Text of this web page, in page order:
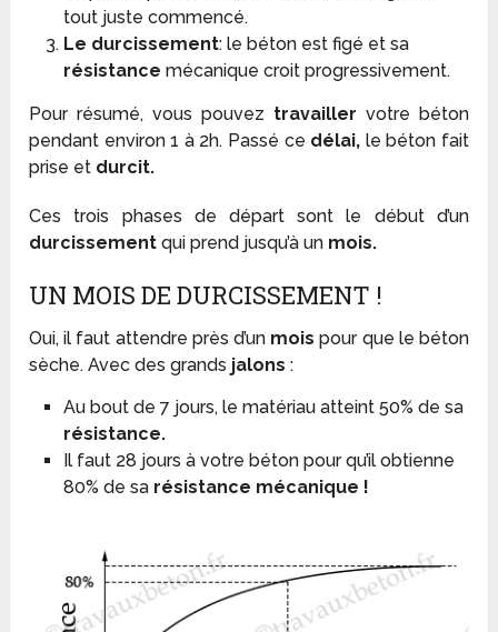
tout juste commencé.
Le durcissement: le béton est figé et sa
résistance mécanique croit progressivement.
Pour résumé, vous pouvez travailler votre béton
pendant environ 1 à 2h. Passé ce délai, le béton fait
prise et durcit.
Ces trois phases de départ sont le début d’un
durcissement qui prend jusqu’à un mois.
UN MOIS DE DURCISSEMENT !
Oui, il faut attendre près d’un mois pour que le béton
sèche. Avec des grands jalons :
Au bout de 7 jours, le matériau atteint 50% de sa
résistance.
Il faut 28 jours à votre béton pour qu’il obtienne
80% de sa résistance mécanique !